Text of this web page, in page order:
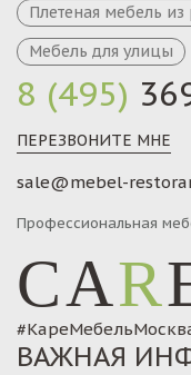
8 (495)
ПЕРЕЗВОНИТЕ МНЕ
sale@mebel-
Профессиональная
CAR
Плетеная мебель из
Мебель для улицы
ВАЖНАЯ